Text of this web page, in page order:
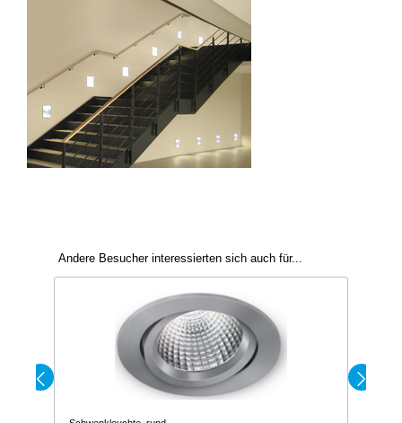
Andere Besucher interessierten sich auch für...